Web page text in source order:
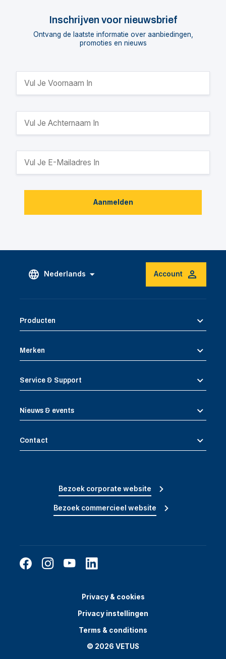
Inschrijven voor nieuwsbrief
Ontvang de laatste informatie over aanbiedingen,
promoties en nieuws
Aanmelden
Nederlands Account
Producten
Merken
Service & Support
Nieuws & events
Contact
Bezoek corporate website
Bezoek commercieel website
Privacy & cookies
Privacy instellingen
Terms & conditions
© 2026 VETUS